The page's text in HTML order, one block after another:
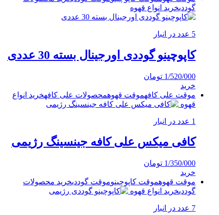
گوددیخرید انواع قهوه
5 عدد در انبار
کاپوچینو گوددی اورجینال بسته 30 عددی
1/520/000 تومان
خرید
موقت علی کافهموقت قهوهمحصولات علی کافهخرید انواع
قهوه
1 عدد در انبار
کافی میکس علی کافه جینسینگ رژیمی
1/350/000 تومان
خرید
موقت قهوهموقت کاپوچینوموقت گوددیخرید محصولات
گوددیخرید انواع قهوه
7 عدد در انبار